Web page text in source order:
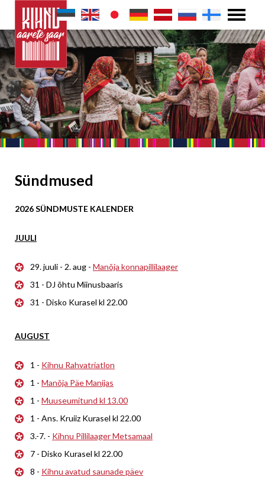
Sündmused
2026 SÜNDMUSTE KALENDER
JUULI
29. juuli - 2. aug - Manõja konnapillilaager
31 - DJ õhtu Miinusbaaris
31 - Disko Kurasel kl 22.00
AUGUST
1 - Kihnu Rahvatriatlon
1 - Manõja Päe Manijas
1 - Muuseumitund kl 13.00
1 - Ans. Kruiiz Kurasel kl 22.00
3.-7. - Kihnu Pillilaager Metsamaal
7 - Disko Kurasel kl 22.00
8 - Kihnu avatud saunade päev